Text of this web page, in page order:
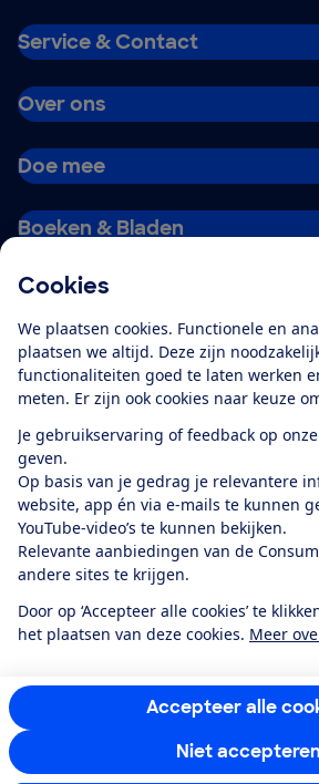
Cookies
We plaatsen cookies. Functionele en
plaatsen we altijd. Deze zijn
functionaliteiten goed te laten werken
meten. Er zijn ook cookies naar keuze
Je gebruikservaring of feedback op
geven.
Op basis van je gedrag je relevantere
website, app én via e-mails te kunnen
YouTube-video’s te kunnen bekijken.
Relevante aanbiedingen van de
andere sites te krijgen.
Door op ‘Accepteer alle cookies’ te
het plaatsen van deze cookies. Meer
Accepteer alle
Niet accepteren
Service & Contact
Over ons
Doe mee
Boeken & Bladen
Alles over de
app
Algemene Voorwaarden
Cookiebeleid
Privacyvoorkeuren
Toegankelijkheid
RSS-feed nieuws
Facebook
Twitter
12.901consumentenbeoordelen de